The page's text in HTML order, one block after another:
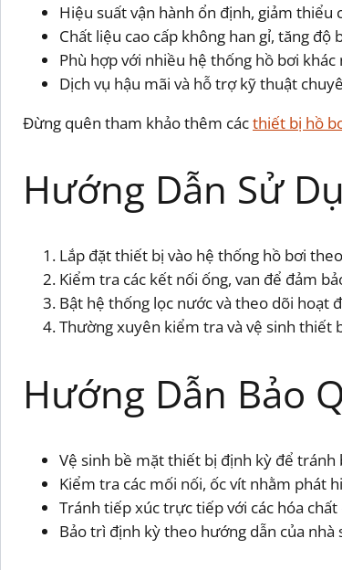
Hiệu suất vận hành ổn định, giảm thiểu
Chất liệu cao cấp không han gỉ, tăng độ
Phù hợp với nhiều hệ thống hồ bơi khác
Dịch vụ hậu mãi và hỗ trợ kỹ thuật
Đừng quên tham khảo thêm cácthiết bị hồ
Hướng Dẫn Sử
Lắp đặt thiết bị vào hệ thống hồ bơi
Kiểm tra các kết nối ống, van để đảm
Bật hệ thống lọc nước và theo dõi hoạt
Thường xuyên kiểm tra và vệ sinh thiết
Hướng Dẫn Bảo
Vệ sinh bề mặt thiết bị định kỳ để tránh
Kiểm tra các mối nối, ốc vít nhằm phát
Tránh tiếp xúc trực tiếp với các hóa
Bảo trì định kỳ theo hướng dẫn của